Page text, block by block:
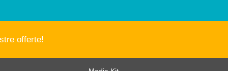
offerte!